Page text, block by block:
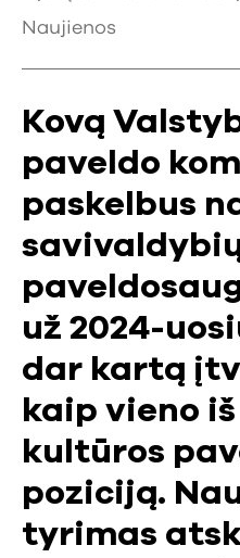
Naujienos
Kovą
paveldo
paskelbus
už 2024-
dar kartą
kaip vieno
kultūros
poziciją.
tyrimas